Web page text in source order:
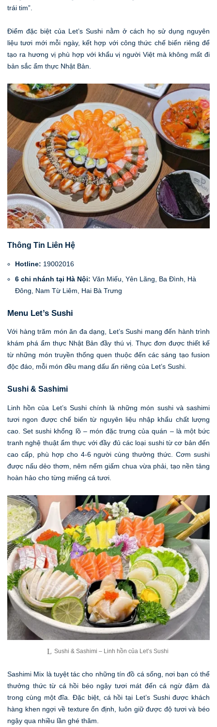
trái tim”.
Điểm đặc biệt của Let’s Sushi nằm ở cách họ sử dụng nguyên
liệu tươi mới mỗi ngày, kết hợp với công thức chế biến riêng để
tạo ra hương vị phù hợp với khẩu vị người Việt mà không mất đi
bản sắc ẩm thực Nhật Bản.
Thông Tin Liên Hệ
Hotline: 19002016
6 chi nhánh tại Hà Nội: Văn Miếu, Yên Lãng, Ba Đình, Hà
Đông, Nam Từ Liêm, Hai Bà Trưng
Menu Let’s Sushi
Với hàng trăm món ăn đa dạng, Let’s Sushi mang đến hành trình
khám phá ẩm thực Nhật Bản đầy thú vị. Thực đơn được thiết kế
từ những món truyền thống quen thuộc đến các sáng tạo fusion
độc đáo, mỗi món đều mang dấu ấn riêng của Let’s Sushi.
Sushi & Sashimi
Linh hồn của Let’s Sushi chính là những món sushi và sashimi
tươi ngon được chế biến từ nguyên liệu nhập khẩu chất lượng
cao. Set sushi khổng lồ – món đặc trưng của quán – là một bức
tranh nghệ thuật ẩm thực với đầy đủ các loại sushi từ cơ bản đến
cao cấp, phù hợp cho 4-6 người cùng thưởng thức. Cơm sushi
được nấu dẻo thơm, nêm nếm giấm chua vừa phải, tạo nền tảng
hoàn hảo cho từng miếng cá tươi.
Sushi & Sashimi – Linh hồn của Let’s Sushi
Sashimi Mix là tuyệt tác cho những tín đồ cá sống, nơi bạn có thể
thưởng thức từ cá hồi béo ngậy tươi mát đến cá ngừ đậm đà
trong cùng một đĩa. Đặc biệt, cá hồi tại Let’s Sushi được khách
hàng khen ngợi về texture ổn định, luôn giữ được độ tươi và béo
ngậy qua nhiều lần ghé thăm.